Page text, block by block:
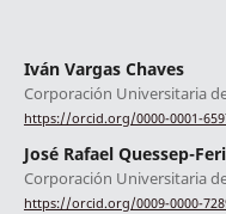
Iván Vargas Chaves
Corporación Universitaria
https://orcid.org/0000-0001-
José Rafael Quessep-
Corporación Universitaria
https://orcid.org/0009-0000-